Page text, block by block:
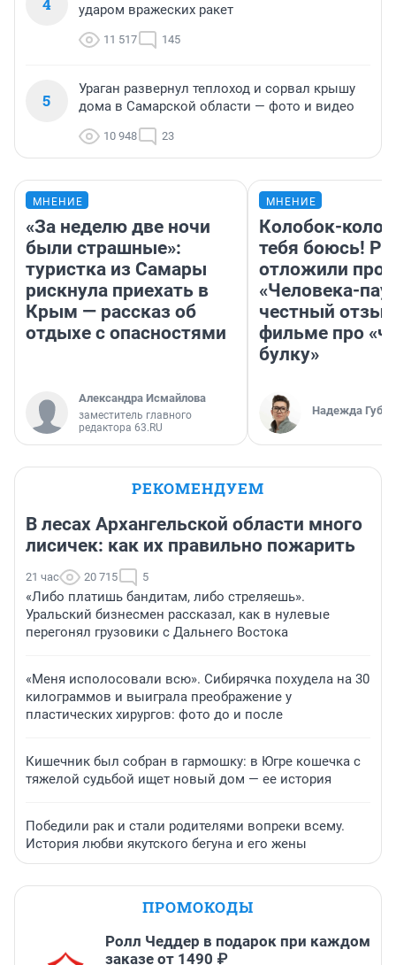
ударом вражеских ракет
11 517 145
5
Ураган развернул теплоход и сорвал крышу
дома в Самарской области — фото и видео
10 948 23
МНЕНИЕ
«За неделю две ночи
были страшные»:
туристка из Самары
рискнула приехать в
Крым — рассказ об
отдыхе с опасностями
Александра Исмайлова
заместитель главного
редактора 63.RU
МНЕНИЕ
Колобок-
тебя боюсь!
отложили
«Человека-
честный
фильме про
булку»
Надежда
РЕКОМЕНДУЕМ
В лесах Архангельской области много
лисичек: как их правильно пожарить
21 час 20 715 5
«Либо платишь бандитам, либо стреляешь».
Уральский бизнесмен рассказал, как в нулевые
перегонял грузовики с Дальнего Востока
«Меня исполосовали всю». Сибирячка похудела на 30
килограммов и выиграла преображение у
пластических хирургов: фото до и после
Кишечник был собран в гармошку: в Югре кошечка с
тяжелой судьбой ищет новый дом — ее история
Победили рак и стали родителями вопреки всему.
История любви якутского бегуна и его жены
ПРОМОКОДЫ
Ролл Чеддер в подарок при каждом
заказе от 1490 ₽